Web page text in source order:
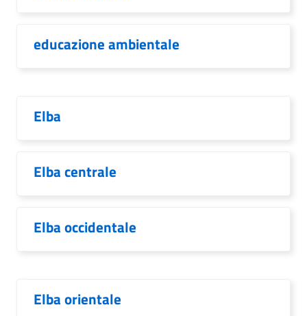
educazione ambientale
Elba
Elba centrale
Elba occidentale
Elba orientale